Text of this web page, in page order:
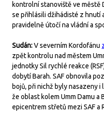
kontrolní stanoviště ve městě
se přihlásili džihádisté z hnutí
pravidelně útočí na vládní a
Sudán:V severním Kordofánu
zpět kontrolu nad městem
jednotky Sil rychlé reakce
dobytí Barah. SAF obnovila
bojů, při nichž byly nasazeny
že oblast kolem Umm Damu a
epicentrem střetů mezi SAF a